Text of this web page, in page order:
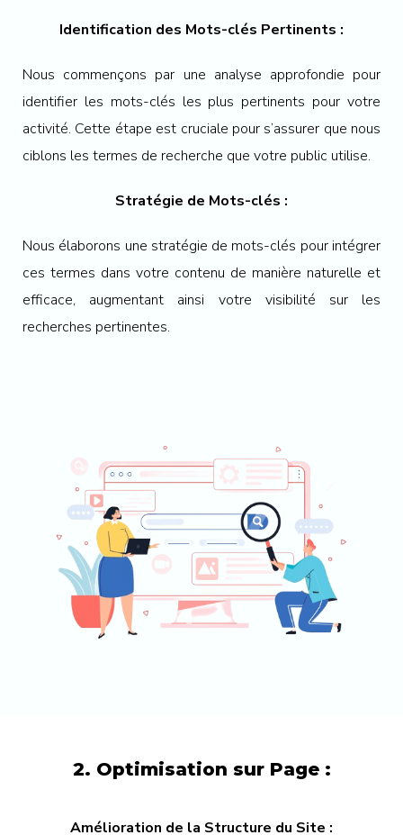
Identification des Mots-clés Pertinents :
Nous commençons par une analyse approfondie pour
identifier les mots-clés les plus pertinents pour votre
activité. Cette étape est cruciale pour s’assurer que nous
ciblons les termes de recherche que votre public utilise.
Stratégie de Mots-clés :
Nous élaborons une stratégie de mots-clés pour intégrer
ces termes dans votre contenu de manière naturelle et
efficace, augmentant ainsi votre visibilité sur les
recherches pertinentes.
2. Optimisation sur Page :
Amélioration de la Structure du Site :